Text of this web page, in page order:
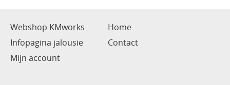
Webshop KMworks
Home
Infopagina jalousie
Contact
Mijn account